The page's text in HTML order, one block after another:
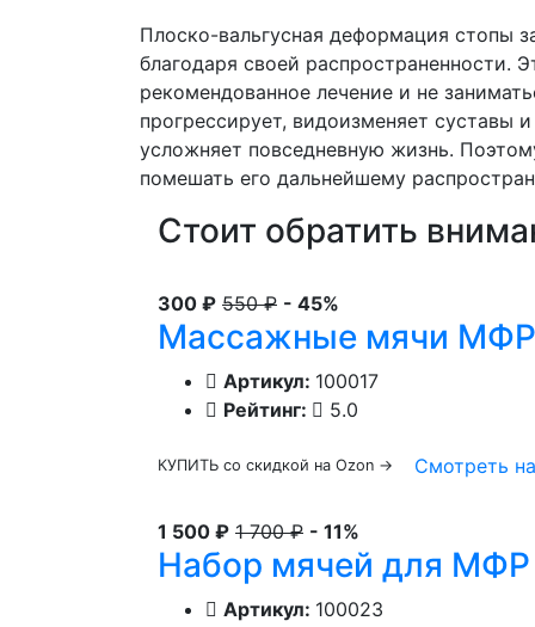
Плоско-вальгусная деформация стопы
благодаря своей распространенности.
рекомендованное лечение и не
прогрессирует, видоизменяет суставы
усложняет повседневную жизнь.
помешать его дальнейшему
Стоит обратить
300 ₽ 550 ₽ - 45%
Массажные мячи МФР
Артикул: 100017
Рейтинг:
5.0
КУПИТЬ со скидкой на Ozon → Смотреть
1 500 ₽ 1 700 ₽ - 11%
Набор мячей для МФР
Артикул: 100023